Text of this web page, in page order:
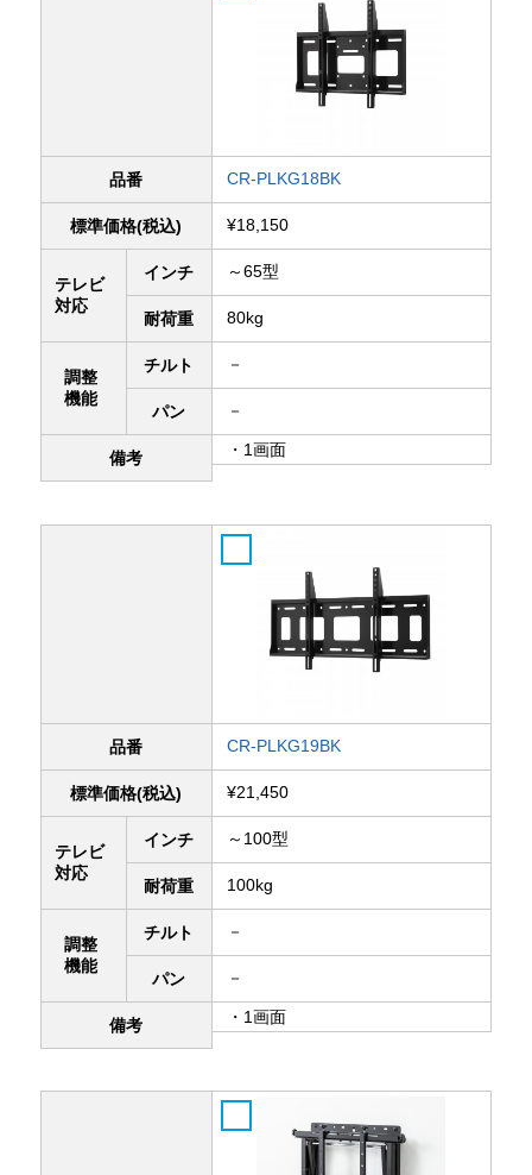
品番 CR-PLKG18BK
標準価格(税込) ¥18,150
テレビ
対応
インチ ～65型
耐荷重 80kg
調整
機能
チルト －
パン －
備考 ・1画面
品番 CR-PLKG19BK
標準価格(税込) ¥21,450
テレビ
対応
インチ ～100型
耐荷重 100kg
調整
機能
チルト －
パン －
備考 ・1画面